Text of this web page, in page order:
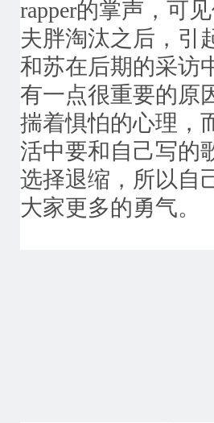
rapper的掌声，可
夫胖淘汰之后，引
和苏在后期的采访
有一点很重要的原
揣着惧怕的心理，
活中要和自己写的
选择退缩，所以自
大家更多的勇气。